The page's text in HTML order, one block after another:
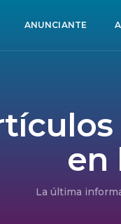
ANUNCIANTE
en
La última